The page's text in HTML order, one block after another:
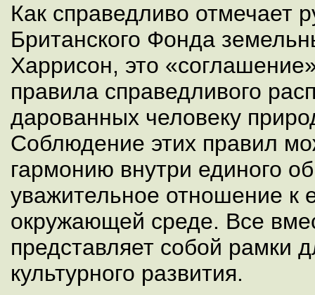
Как справедливо отмечает
Британского Фонда
Харрисон, это
правила справедливого
дарованных человеку
Соблюдение этих правил
гармонию внутри единого
уважительное отношение к
окружающей среде. Все
представляет собой рамки
культурного развития.